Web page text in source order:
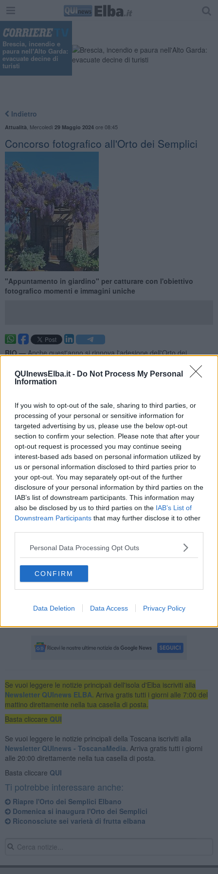
QUInewsElba.it - Do Not Process My Personal
Information
If you wish to opt-out of the sale, sharing to third parties, or
processing of your personal or sensitive information for
targeted advertising by us, please use the below opt-out
section to confirm your selection. Please note that after your
opt-out request is processed you may continue seeing
interest-based ads based on personal information utilized by
us or personal information disclosed to third parties prior to
your opt-out. You may separately opt-out of the further
disclosure of your personal information by third parties on the
IAB’s list of downstream participants. This information may
also be disclosed by us to third parties on the IAB’s List of
Downstream Participants that may further disclose it to other
Personal Data Processing Opt Outs
CONFIRM
Data Deletion Data Access Privacy Policy
Brescia, incendio e
paura nell'Alto Garda:
evacuate decine di
turisti
Indietro
Attualità Mercoledì 29 Maggio 2024ore 08:45
Concorso fotografico all'Orto dei Semplici
"Appuntamento in giardino" per catturare con l'obiettivo
fotografico momenti e immagini uniche
RIO —Anche quest'anno si rinnova l'adesione dell'Orto dei
Parchi e Giardini d'Italia).
Nazionale Comuni Italiani. La manifestazione, pensata come
un’autentica ‘festa del giardino’, nasce in accordo con l’iniziativa
"Rendez-vous aux jardins", che si svolgerà in contemporanea in
oltre 20 Paesi europei.
Il tema di questa edizione è 2024: "I cinque sensi in giardino".
L'Orto dei Semplici Elbano è felice di accogliere il pubblico con
un'azione interattiva, un piccolo concorso fotografico, così da poter
condividere in modo manifesto le particolarità botaniche di questo
periodo.Si scoprono e si catturano attraverso l'obiettivo angoli ricchi
Le fotografie dei primi tre vincitori saranno pubblicate sui canali
Facebook e Instagram dell'Orto dei Semplici Elbano. Il primo
edizione, appena uscita da Persefone Edizioni.
Per informazioni e come partecipare contattare il Tel: +39 353 39
Se vuoi leggere le notizie principali dell'isola d'Elba iscriviti alla
Newsletter QUInews ELBA. Arriva gratis tutti i giorni alle 7:00 del
mattino direttamente nella tua casella di posta.
Basta cliccare QUI
Se vuoi leggere le notizie principali della Toscana iscriviti alla
Newsletter QUInews - ToscanaMedia. Arriva gratis tutti i giorni
alle 20:00 direttamente nella tua casella di posta.
Basta cliccare QUI
Ti potrebbe interessare anche:
Riapre l'Orto dei Semplici Elbano
Domenica si inaugura l'Orto dei Semplici
Riconosciute sei varietà di frutta elbana